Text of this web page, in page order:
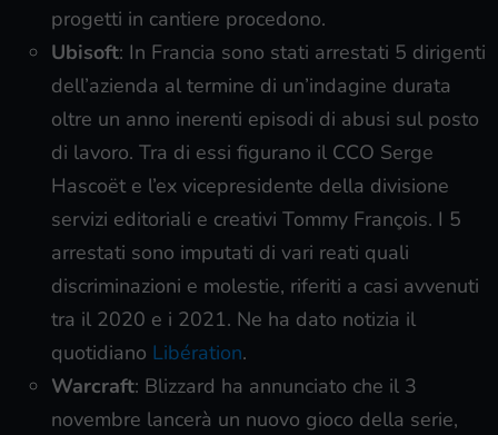
progetti in cantiere procedono.
Ubisoft: In Francia sono stati arrestati 5 dirigenti
dell’azienda al termine di un’indagine durata
oltre un anno inerenti episodi di abusi sul posto
di lavoro. Tra di essi figurano il CCO Serge
Hascoët e l’ex vicepresidente della divisione
servizi editoriali e creativi Tommy François. I 5
arrestati sono imputati di vari reati quali
discriminazioni e molestie, riferiti a casi avvenuti
tra il 2020 e i 2021. Ne ha dato notizia il
quotidiano Libération.
Warcraft: Blizzard ha annunciato che il 3
novembre lancerà un nuovo gioco della serie,